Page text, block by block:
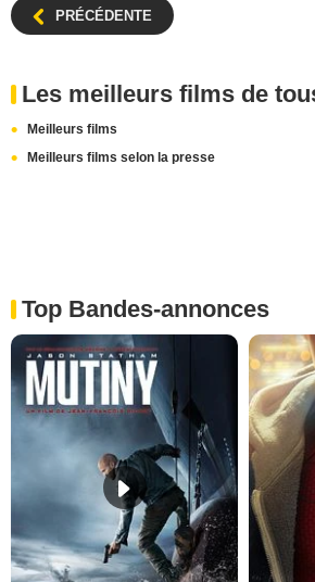
PRÉCÉDENTE
Les meilleurs films de
Meilleurs films
Meilleurs films selon la presse
Top Bandes-annonces